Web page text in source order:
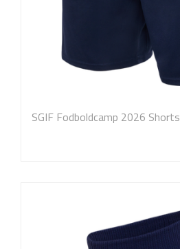
SGIF Fodboldcamp 2026 Shorts